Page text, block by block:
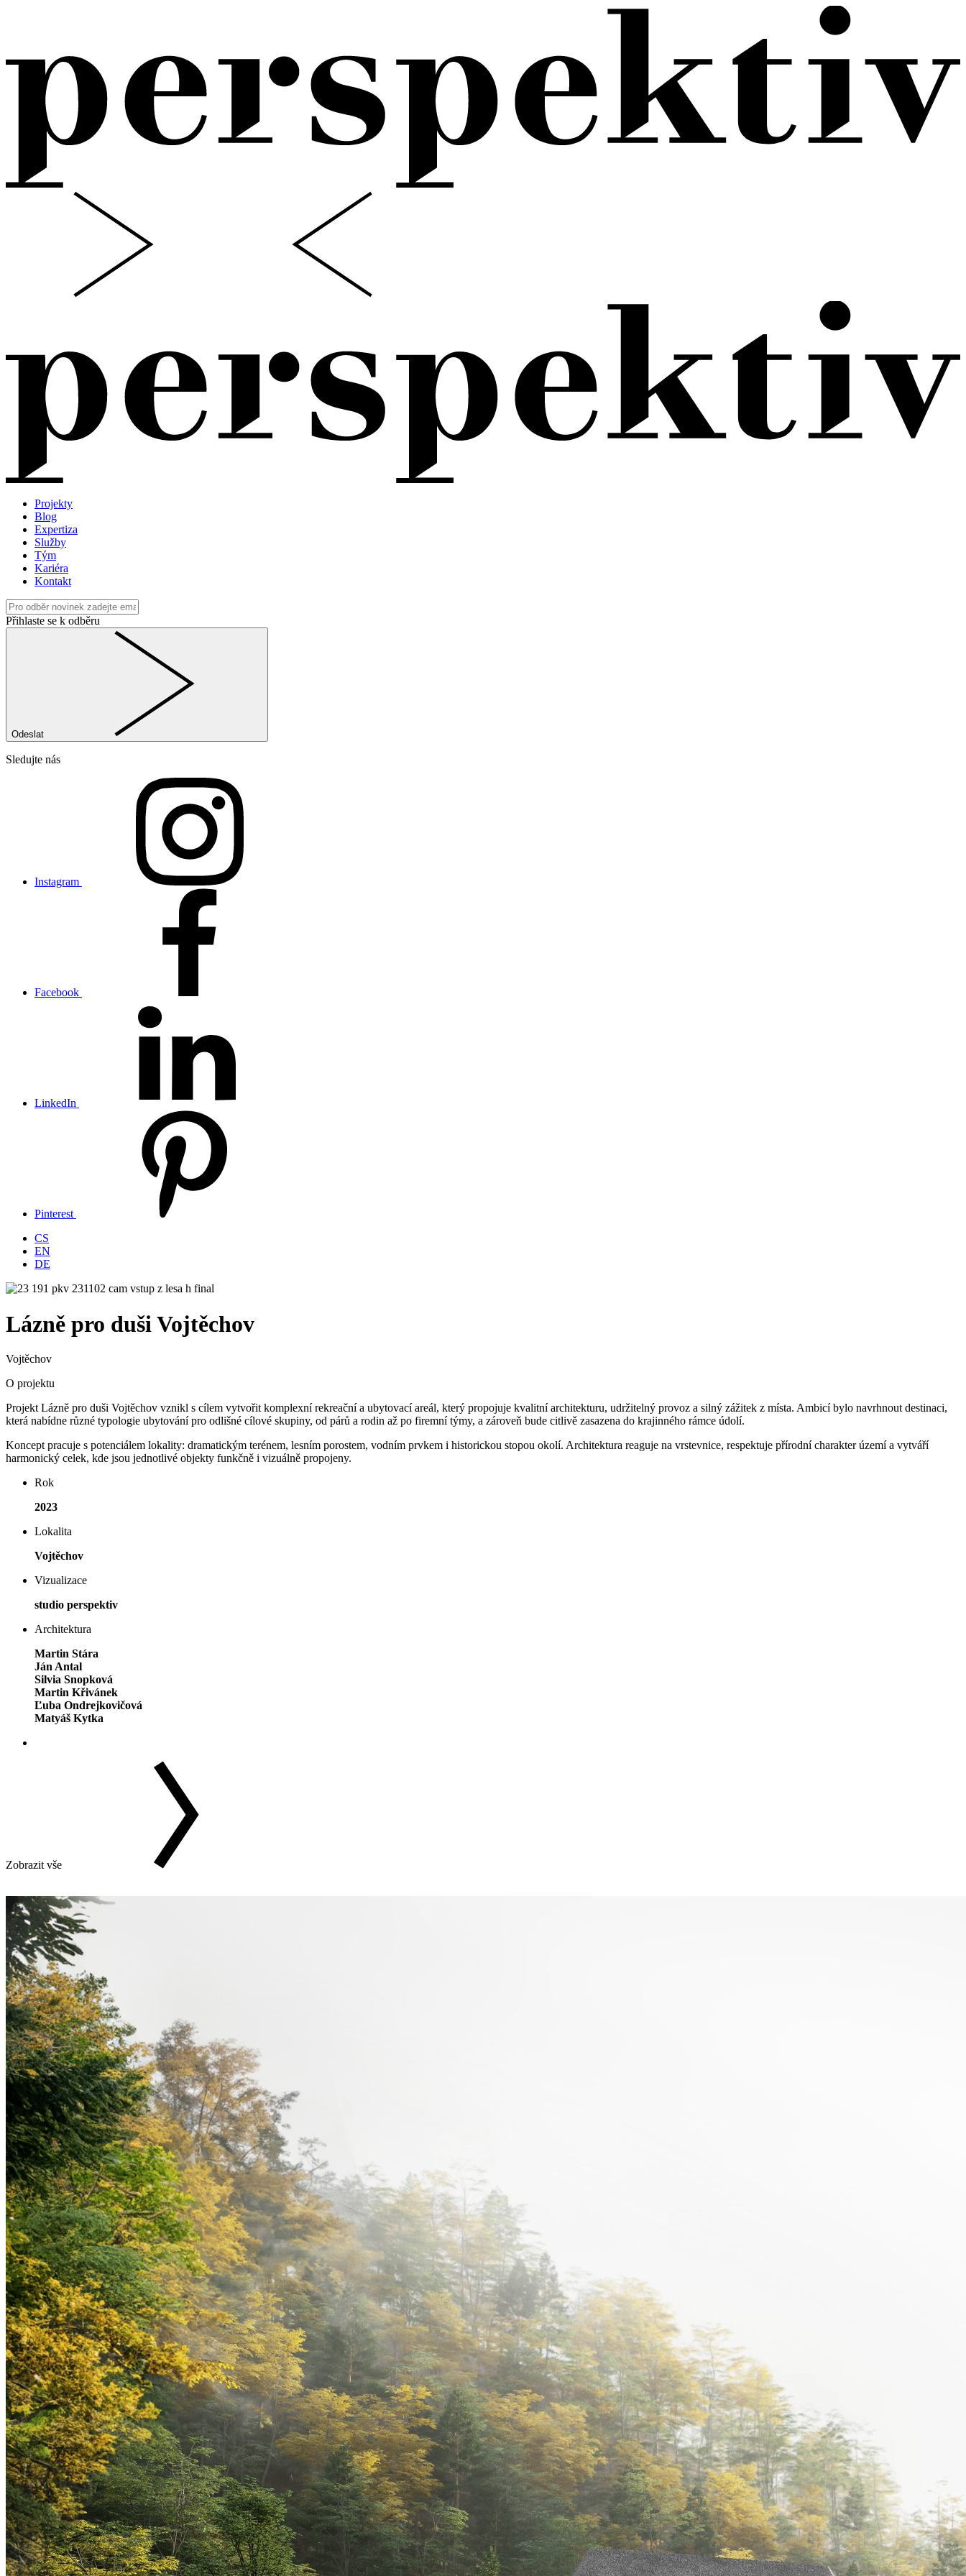
Projekty
Blog
Expertiza
Služby
Tým
Kariéra
Kontakt
Přihlaste se k odběru
Odeslat
Sledujte nás
Instagram
Facebook
LinkedIn
Pinterest
CS
EN
DE
Lázně pro duši Vojtěchov
Vojtěchov
O projektu
Projekt Lázně pro duši Vojtěchov vznikl s cílem vytvořit komplexní rekreační a ubytovací areál, který propojuje kvalitní architekturu, udržitelný provoz a silný zážitek z místa. Ambicí bylo navrhnout destinaci,
která nabídne různé typologie ubytování pro odlišné cílové skupiny, od párů a rodin až po firemní týmy, a zároveň bude citlivě zasazena do krajinného rámce údolí.
Koncept pracuje s potenciálem lokality: dramatickým terénem, lesním porostem, vodním prvkem i historickou stopou okolí. Architektura reaguje na vrstevnice, respektuje přírodní charakter území a vytváří
harmonický celek, kde jsou jednotlivé objekty funkčně i vizuálně propojeny.
Rok
2023
Lokalita
Vojtěchov
Vizualizace
studio perspektiv
Architektura
Martin Stára
Ján Antal
Silvia Snopková
Martin Křivánek
Ľuba Ondrejkovičová
Matyáš Kytka
Zobrazit vše